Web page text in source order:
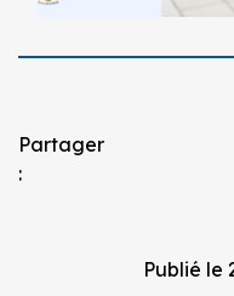
Partager
:
Publié le